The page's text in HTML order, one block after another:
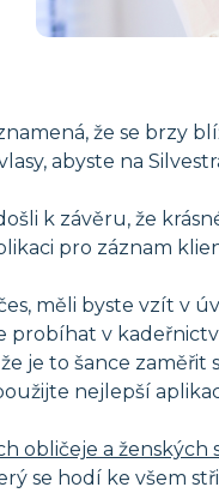
že se brzy
abyste na
k závěru, že
pro záznam
měli byste vzít v
probíhat v
je to šance
nejlepší
obličeje a ženských
se hodí ke všem